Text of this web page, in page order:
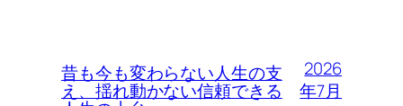
昔も今も変わらない人生の支
え、揺れ動かない信頼できる
2026
年7月